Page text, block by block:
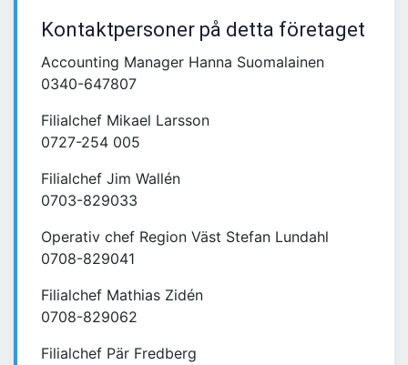
Kontaktpersoner på detta företaget
Accounting Manager Hanna Suomalainen
0340-647807
Filialchef Mikael Larsson
0727-254 005
Filialchef Jim Wallén
0703-829033
Operativ chef Region Väst Stefan Lundahl
0708-829041
Filialchef Mathias Zidén
0708-829062
Filialchef Pär Fredberg